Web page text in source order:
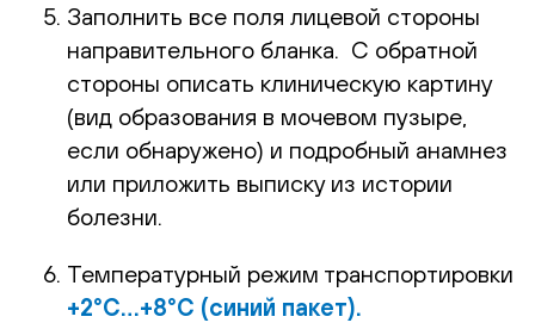
Заполнить все поля лицевой стороны
направительного бланка. С обратной
стороны описать клиническую картину
(вид образования в мочевом пузыре,
если обнаружено) и подробный анамнез
или приложить выписку из истории
болезни.
Температурный режим транспортировки
+2°С…+8°С (синий пакет).